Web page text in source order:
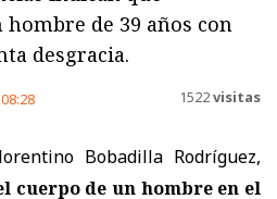
de 39 años con
desgracia.
08:28 1522visitas
Bobadilla Rodríguez,
cuerpo de un hombre en el